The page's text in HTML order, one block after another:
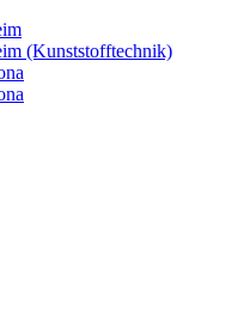
(Kunststofftechnik)